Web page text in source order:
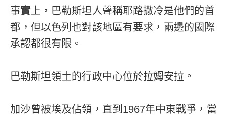
事實上，巴勒斯坦人聲稱耶路撒冷是他們的首
都，但以色列也對該地區有要求，兩邊的國際
承認都很有限。
巴勒斯坦領土的行政中心位於拉姆安拉。
加沙曾被埃及佔領，直到1967年中東戰爭，當